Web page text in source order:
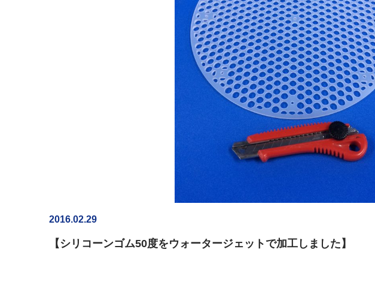
2016.02.29
【シリコーンゴム50度をウォータージェットで加工しました】